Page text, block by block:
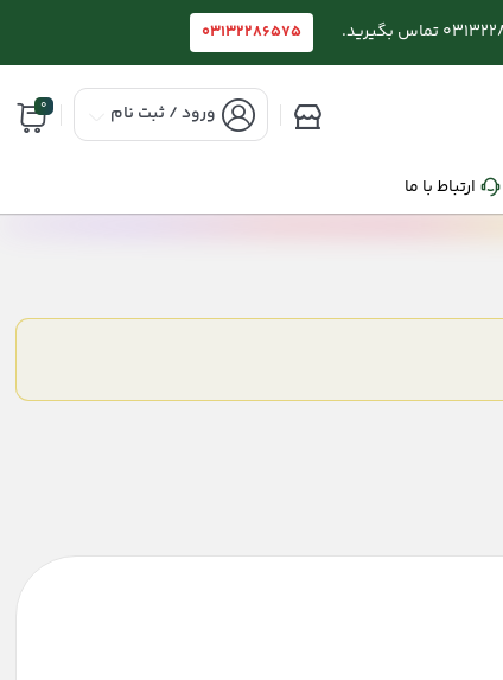
03132286575
ورود / ثبت نام 0
ارتباط با ما